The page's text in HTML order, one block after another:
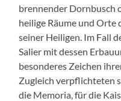
brennender Dornbusch
heilige Räume und Orte
seiner Heiligen. Im Fall
Salier mit dessen
besonderes Zeichen
Zugleich verpflichteten
die Memoria, für die